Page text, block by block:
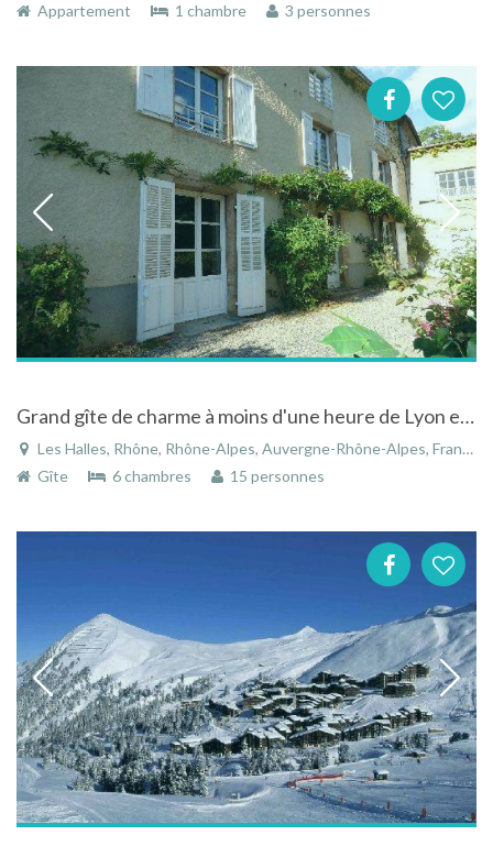
Appartement
1 chambre 3 personnes
Grand gîte de charme à moins d'une heure de Lyon et Saint Etienne aux Halles en Rhône-Alpes
Les Halles, Rhône, Rhône-Alpes, Auvergne-Rhône-Alpes, France
Gîte
6 chambres 15 personnes